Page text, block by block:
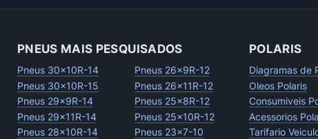
PNEUS MAIS PESQUISADOS
Pneus 30x10R-14
Pneus 30x10R-15
Pneus 29x9R-14
Pneus 29x11R-14
Pneus 28x10R-14
Pneus 26x9R-12
Pneus 26x11R-12
Pneus 25x8R-12
Pneus 25x10R-12
Pneus 23x7-10
POLARIS
Diagramas de
Oleos Polaris
Consumiveis
Acessorios
Tarifario